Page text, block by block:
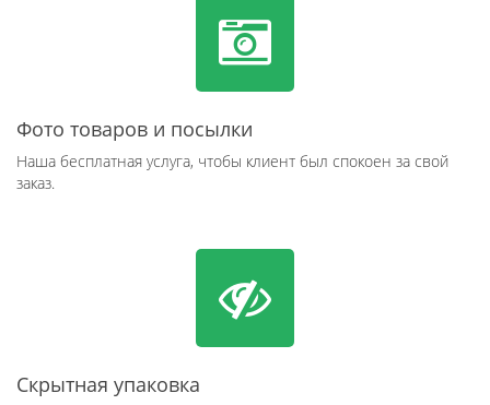
Фото товаров и посылки
Наша бесплатная услуга, чтобы клиент был спокоен за свой
заказ.
Скрытная упаковка